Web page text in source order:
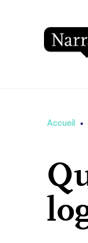
Vous
Accueil ·